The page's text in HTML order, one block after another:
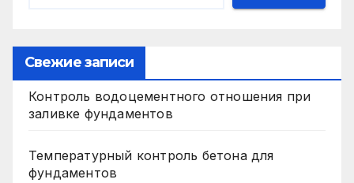
Свежие записи
Контроль водоцементного отношения при
заливке фундаментов
Температурный контроль бетона для
фундаментов